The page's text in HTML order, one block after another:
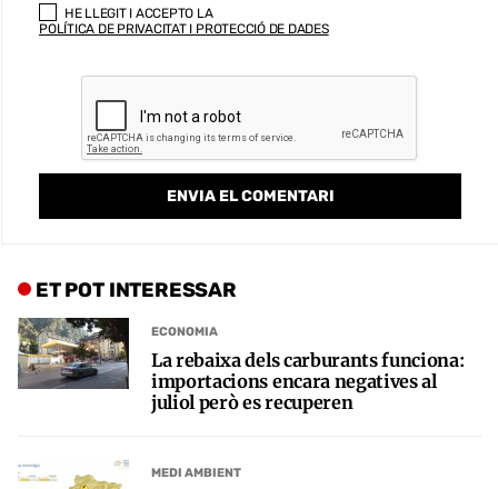
HE LLEGIT I ACCEPTO LA
POLÍTICA DE PRIVACITAT I PROTECCIÓ DE DADES
ET POT INTERESSAR
ECONOMIA
La rebaixa dels carburants funciona:
importacions encara negatives al
juliol però es recuperen
MEDI AMBIENT